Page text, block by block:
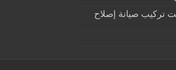
تركيب صيانة إصلاح